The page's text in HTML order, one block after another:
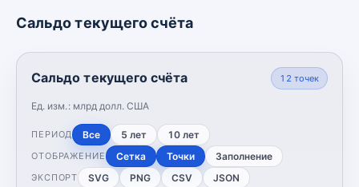
Сальдо текущего счёта
Сальдо текущего счёта
Ед. изм.: млрд долл. США
12 точек
ПЕРИОД Все 5 лет 10 лет
ОТОБРАЖЕНИЕ Сетка Точки Заполнение
ЭКСПОРТ SVG PNG CSV JSON